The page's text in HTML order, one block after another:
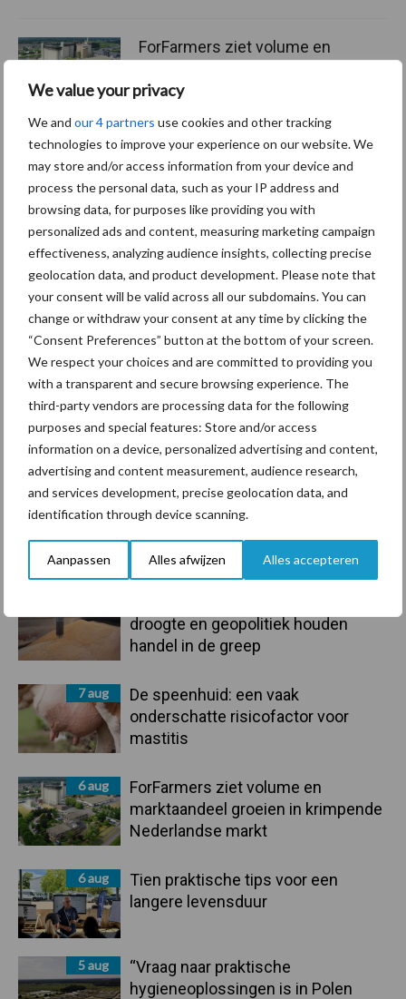
We value your privacy
We and our 4 partners use cookies and other tracking
technologies to improve your experience on our website. We
may store and/or access information from your device and
process the personal data, such as your IP address and
browsing data, for purposes like providing you with
personalized ads and content, measuring marketing campaign
effectiveness, analyzing audience insights, collecting precise
geolocation data, and product development. Please note that
your consent will be valid across all our subdomains. You can
change or withdraw your consent at any time by clicking the
“Consent Preferences” button at the bottom of your screen.
We respect your choices and are committed to providing you
with a transparent and secure browsing experience. The
third-party vendors are processing data for the following
purposes and special features: Store and/or access
information on a device, personalized advertising and content,
advertising and content measurement, audience research,
and services development, precise geolocation data, and
identification through device scanning.
Aanpassen Alles afwijzen Alles accepteren
Primaire
Sidebar
Recent nieuws Partner nieuws
droogte en geopolitiek houden
handel in de greep
7 aug
De speenhuid: een vaak
onderschatte risicofactor voor
mastitis
6 aug
ForFarmers ziet volume en
marktaandeel groeien in krimpende
Nederlandse markt
6 aug
Tien praktische tips voor een
langere levensduur
5 aug
“Vraag naar praktische
hygieneoplossingen is in Polen
ForFarmers ziet volume en
krimpende Nederlandse
Themapagina's
Diergezondheid Bemesting Fokkerij
Derogatie Fosfaatrechten
Toon meer